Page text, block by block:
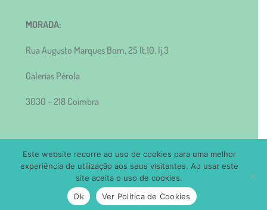
MORADA:
Rua Augusto Marques Bom, 25 lt.10, lj.3
Galerias Pérola
3030 – 218 Coimbra
2018 Loja Meraki | desenvolvido por:pedroferraz.com
Este website recorre ao uso de cookies para uma melhor
experiência de utilização aos seus visitantes. Ao usar este
site aceita o uso de cookies.
Ok
Ver Política de Cookies